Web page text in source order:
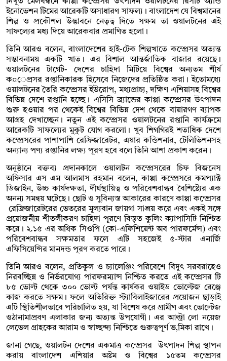
ইনোভেশন টিমের আরেকটি অসাধারণ সাফল্য। বাংলাদেশ যে বিশ্বমানের
শিল্প ও প্রকৌশল উদ্ভাবনে নেতৃত্ব দিতে সক্ষম তা ওয়ালটনের এই
সাফল্যের মধ্য দিয়ে আরেকবার প্রমাণিত হলো।
তিনি আরও বলেন, বাংলাদেশের হাই-টেক শিল্পখাতে কম্প্রেসর অত্যন্ত
সম্ভাবনাময় একটি খাত। এর বিশাল আন্তর্জাতিক বাজার রয়েছে।
ওয়ালটনের টার্গেট- দেশের চাহিদা মিটিয়ে বিশ্বের অন্যতম শীর্ষ
ক¤েপ্রসর রপ্তানিকারক হিসেবে নিজেদের প্রতিষ্ঠিত করা। ইতোমধ্যে
ওয়ালটনের তৈরি কম্প্রেসর ইউরোপ, মধ্যপ্রাচ্য, দক্ষিণ এশিয়াসহ বিশ্বের
বিভিন্ন দেশে রপ্তানি হচ্ছে। এসিসি ব্র্যান্ডের কাপ্পা কম্প্রেসর উৎপাদন
শুরু হওয়ার পর থেকেই বিশ্বের বিভিন্ন দেশ থেকে বায়ারগণ ব্যাপক
আগ্রহ দেখাচ্ছেন। নতুন এই কম্প্রেসর ওয়ালটনের রপ্তানি কার্যক্রমে
আরেকটি সাফল্যের মুকুট যোগ করলো। খুব শিগগিরই শতাধিক দেশে
কম্প্রেসরের পাশাপাশি রেফ্রিজারেটর, এয়ার কন্ডিশনার, টেলিভিশনসহ
অন্যান্য পণ্য রপ্তানির লক্ষ্য পূরণ হবে বলে তিনি আশা প্রকাশ করেন।
অনুষ্ঠানে বক্তব্য প্রদানকালে ওয়ালটন কম্প্রেসরের চিফ বিজনেস
অফিসার এস এম আলমাস রহমান বলেন, কাপ্পা কম্প্রেসরে কমপ্যাক্ট
ডিজাইন, উচ্চ কার্যদক্ষতা, দীর্ঘস্থায়িত্ব ও পরিবেশবান্ধব বৈশিষ্ট্যের এক
অনন্য সমন্বয় ঘটেছে। ছোট ও সুবিন্যস্ত আকারের কারণে কাপ্পা কম্প্রেসর
রেফ্রিজারেটরের ভেতরের মূল্যবান জায়গা সাশ্রয় করে এবং একই সঙ্গে
প্রয়োজনীয় শীতলীকরণ চাহিদা পূরণে বিস্তৃত কুলিং ক্যাপাসিটি নিশ্চিত
করে। ২.১৫ এর অধিক সিওপি (কো-এফিশিয়েন্ট অব পারফর্মেন্স) এবং
পরিবেশবান্ধব সক্ষমতার ফলে এটি সহজেই ৫-স্টার এনার্জি
এফিসিয়েন্সির মানদন্ড পূরণ করতে পারে।
তিনি আরও বলেন, প্রতিকূল ও চ্যালেঞ্জিং পরিবেশে বিদুৎ সরবরাহেও
নিরবচ্ছিন্ন ও নির্ভরযোগ্য পারফরম্যান্স নিশ্চিত করতে এই কম্প্রেসর টি
৮৫ ভোল্ট থেকে ৩০০ ভোল্ট পর্যন্ত কার্যকর ওয়াইড ভোল্টেজ রেঞ্জে
কাজ করতে সক্ষম। ফলে অতিরিক্ত স্ট্যাবিলাইজারের প্রয়োজন ছাড়াই
এটি স্থিতিশীলভাবে পরিচালিত হয়, যা বিশেষ করে গ্রামীণ এবং ভোল্টেজ
ওঠানামাপ্রবণ এলাকার জন্য অত্যন্ত উপযোগী। এর আল্ট্রা লো নয়েজ
লেভেল গ্রাহকের আরাম ও স্বাচ্ছন্দ্য নিশ্চিতে গুরুত্বপূর্ণ ভ‚মিকা রাখে।
জানা গেছে, ওয়ালটন দেশের একমাত্র কম্প্রেসর উৎপাদন শিল্প স্থাপন
করায় বাংলাদেশ এশিয়ার অষ্টম ও বিশ্বের ১৫তম কম্প্রেসর